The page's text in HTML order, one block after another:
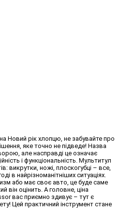
Новий рік хлопцю, не забувайте про
яке точно не підведе! Назва
але насправді це означає
і функціональність. Мультитул
викрутки, ножі, плоскогубці – все,
в найрізноманітніших ситуаціях.
або має своє авто, це буде саме
він оцінить. А головне, ціна
вас приємно здивує – тут є
Цей практичний інструмент стане